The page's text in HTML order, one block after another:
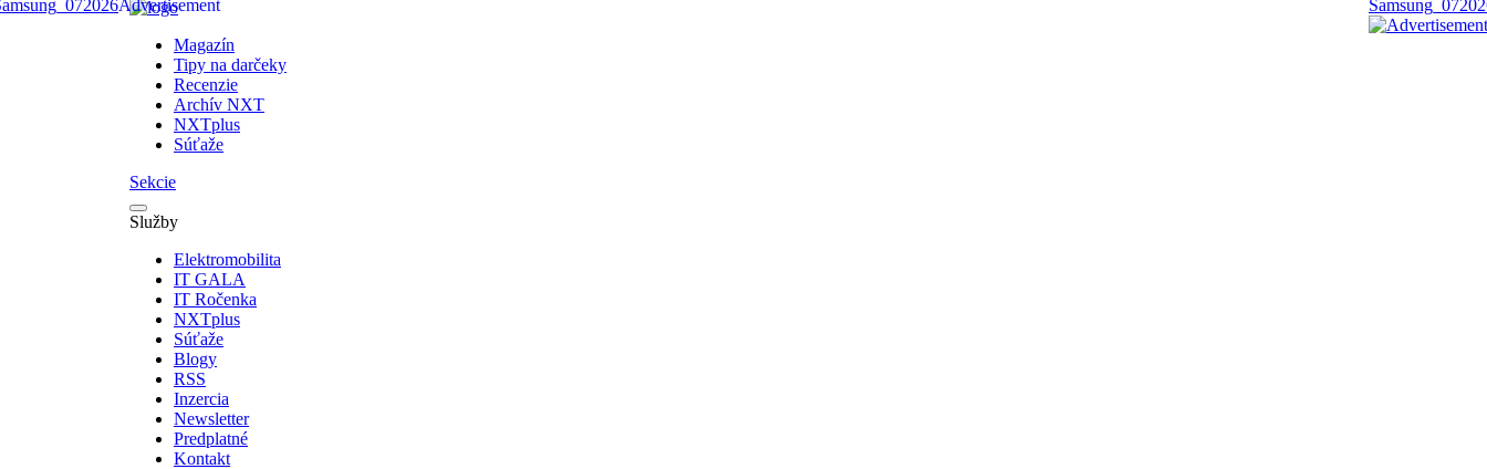
Magazín
Tipy na darčeky
Recenzie
Archív NXT
NXTplus
Súťaže
Sekcie
Služby
Elektromobilita
IT GALA
IT Ročenka
NXTplus
Súťaže
Blogy
RSS
Inzercia
Newsletter
Predplatné
Kontakt